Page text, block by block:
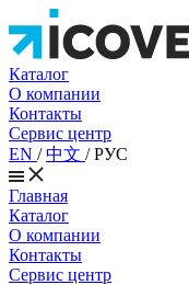
Каталог
О компании
Контакты
Сервис центр
EN /中文 /РУС
Главная
Каталог
О компании
Контакты
Сервис центр